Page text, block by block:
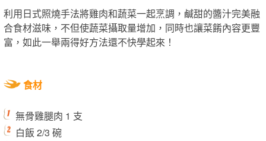
利用日式照燒手法將雞肉和蔬菜一起烹調，鹹甜的醬汁完美融
合食材滋味，不但使蔬菜攝取量增加，同時也讓菜餚內容更豐
富，如此一舉兩得好方法還不快學起來！
食材
無骨雞腿肉 1 支
白飯 2/3 碗